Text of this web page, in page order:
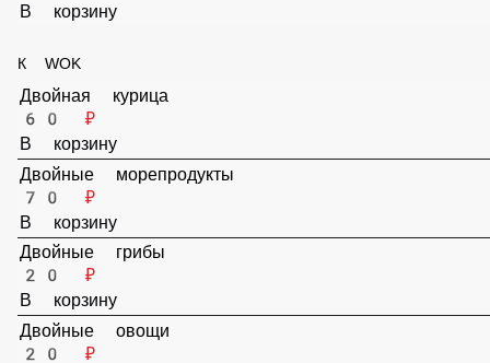
В корзину
Перец сладкий болгарский
50 ₽
В корзину
Двойная начинка
130 ₽
В корзину
К WOK
Двойная курица
60 ₽